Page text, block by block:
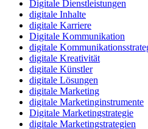
Digitale Dienstleistungen
digitale Inhalte
digitale Karriere
Digitale Kommunikation
digitale
digitale Kreativität
digitale Künstler
digitale Lösungen
digitale Marketing
digitale Marketinginstrumente
Digitale Marketingstrategie
digitale Marketingstrategien